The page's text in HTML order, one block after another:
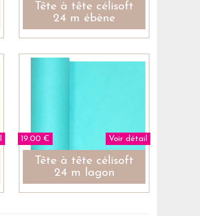
Tête à tête célisoft
24 m ébène
Voir détail
19.00 €
Tête à tête célisoft
24 m lagon